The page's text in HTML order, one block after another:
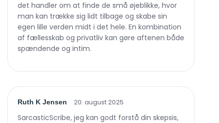
det handler om at finde de små øjeblikke, hvor
man kan trække sig lidt tilbage og skabe sin
egen lille verden midt i det hele. En kombination
af fællesskab og privatliv kan gøre aftenen både
spændende og intim.
Ruth K Jensen 20. august 2025
SarcasticScribe, jeg kan godt forstå din skepsis,